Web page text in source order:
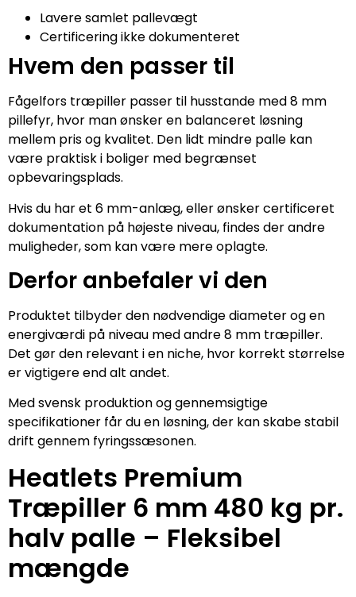
Lavere samlet pallevægt
Certificering ikke dokumenteret
Hvem den passer til
Fågelfors træpiller passer til husstande med 8 mm
pillefyr, hvor man ønsker en balanceret løsning
mellem pris og kvalitet. Den lidt mindre palle kan
være praktisk i boliger med begrænset
opbevaringsplads.
Hvis du har et 6 mm-anlæg, eller ønsker certificeret
dokumentation på højeste niveau, findes der andre
muligheder, som kan være mere oplagte.
Derfor anbefaler vi den
Produktet tilbyder den nødvendige diameter og en
energiværdi på niveau med andre 8 mm træpiller.
Det gør den relevant i en niche, hvor korrekt størrelse
er vigtigere end alt andet.
Med svensk produktion og gennemsigtige
specifikationer får du en løsning, der kan skabe stabil
drift gennem fyringssæsonen.
Heatlets Premium
Træpiller 6 mm 480 kg pr.
halv palle – Fleksibel
mængde